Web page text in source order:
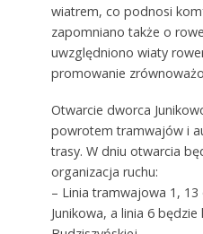
wiatrem, co podnosi
zapomniano także o
uwzględniono wiaty
promowanie
Otwarcie dworca
powrotem tramwajów i
trasy. W dniu otwarcia
organizacja ruchu:
– Linia tramwajowa 1,
Junikowa, a linia 6